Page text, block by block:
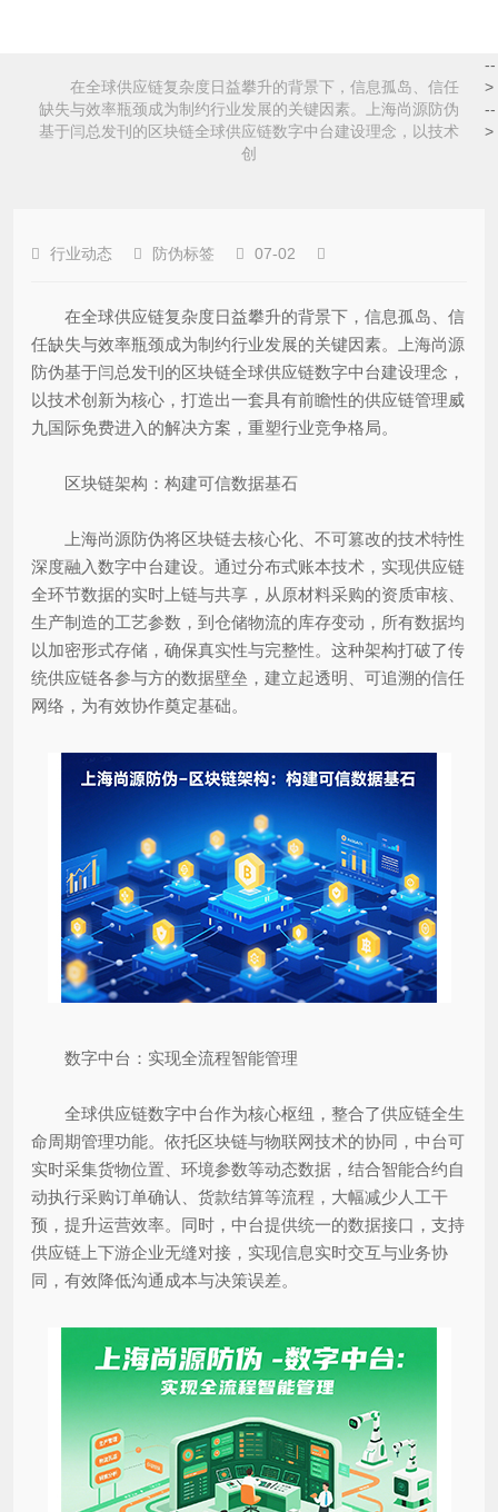
在全球供应链复杂度日益攀升的背景下，信息孤岛、信任
缺失与效率瓶颈成为制约行业发展的关键因素。上海尚源防伪
基于闫总发刊的区块链全球供应链数字中台建设理念，以技术
创
行业动态 防伪标签 07-02
在全球供应链复杂度日益攀升的背景下，信息孤岛、信
任缺失与效率瓶颈成为制约行业发展的关键因素。上海尚源
防伪基于闫总发刊的区块链全球供应链数字中台建设理念，
以技术创新为核心，打造出一套具有前瞻性的供应链管理威
九国际免费进入的解决方案，重塑行业竞争格局。
区块链架构：构建可信数据基石
上海尚源防伪将区块链去核心化、不可篡改的技术特性
深度融入数字中台建设。通过分布式账本技术，实现供应链
全环节数据的实时上链与共享，从原材料采购的资质审核、
生产制造的工艺参数，到仓储物流的库存变动，所有数据均
以加密形式存储，确保真实性与完整性。这种架构打破了传
统供应链各参与方的数据壁垒，建立起透明、可追溯的信任
网络，为有效协作奠定基础。
数字中台：实现全流程智能管理
全球供应链数字中台作为核心枢纽，整合了供应链全生
命周期管理功能。依托区块链与物联网技术的协同，中台可
实时采集货物位置、环境参数等动态数据，结合智能合约自
动执行采购订单确认、货款结算等流程，大幅减少人工干
预，提升运营效率。同时，中台提供统一的数据接口，支持
供应链上下游企业无缝对接，实现信息实时交互与业务协
同，有效降低沟通成本与决策误差。
--
>
--
>